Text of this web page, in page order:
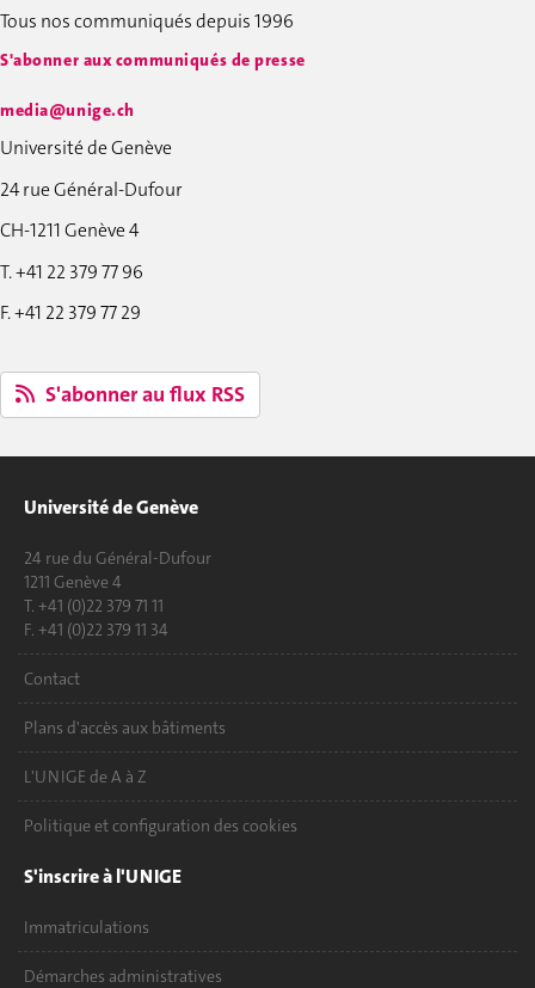
Tous nos communiqués depuis 1996
S'abonner aux communiqués de presse
media@unige.ch
Université de Genève
24 rue Général-Dufour
CH-1211 Genève 4
T. +41 22 379 77 96
F. +41 22 379 77 29
S'abonner au flux RSS
Université de Genève
24 rue du Général-Dufour
1211 Genève 4
T. +41 (0)22 379 71 11
F. +41 (0)22 379 11 34
Contact
Plans d'accès aux bâtiments
L'UNIGE de A à Z
Politique et configuration des cookies
S'inscrire à l'UNIGE
Immatriculations
Démarches administratives